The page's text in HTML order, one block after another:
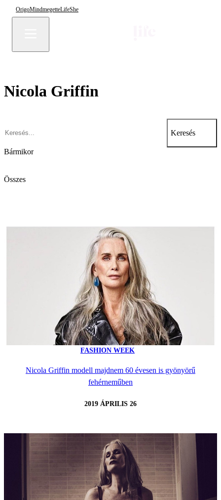
OrigoMindmegetteLifeShe
Nicola Griffin
Keresés
Bármikor
Összes
FASHION WEEK
Nicola Griffin modell majdnem 60 évesen is gyönyörű
fehérneműben
2019 ÁPRILIS 26